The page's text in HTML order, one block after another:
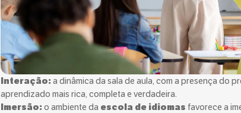
Interação:a dinâmica da sala de aula, com a presença do
aprendizado mais rica, completa e verdadeira.
Imersão:o ambiente da escola de idiomas favorece a